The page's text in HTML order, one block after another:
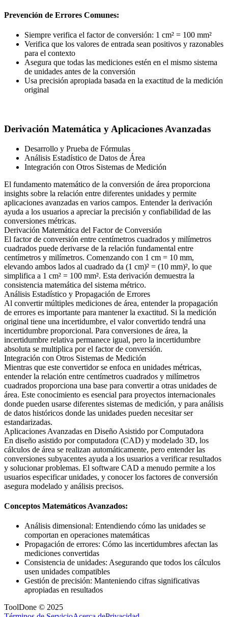
Prevención de Errores Comunes:
Siempre verifica el factor de conversión: 1 cm² = 100 mm²
Verifica que los valores de entrada sean positivos y razonables
para el contexto
Asegura que todas las mediciones estén en el mismo sistema
de unidades antes de la conversión
Usa precisión apropiada basada en la exactitud de la medición
original
Derivación Matemática y Aplicaciones Avanzadas
Desarrollo y Prueba de Fórmulas
Análisis Estadístico de Datos de Área
Integración con Otros Sistemas de Medición
El fundamento matemático de la conversión de área proporciona
insights sobre la relación entre diferentes unidades y permite
aplicaciones avanzadas en varios campos. Entender la derivación
ayuda a los usuarios a apreciar la precisión y confiabilidad de las
conversiones métricas.
Derivación Matemática del Factor de Conversión
El factor de conversión entre centímetros cuadrados y milímetros
cuadrados puede derivarse de la relación fundamental entre
centímetros y milímetros. Comenzando con 1 cm = 10 mm,
elevando ambos lados al cuadrado da (1 cm)² = (10 mm)², lo que
simplifica a 1 cm² = 100 mm². Esta derivación demuestra la
consistencia matemática del sistema métrico.
Análisis Estadístico y Propagación de Errores
Al convertir múltiples mediciones de área, entender la propagación
de errores es importante para mantener la exactitud. Si la medición
original tiene una incertidumbre, el valor convertido tendrá una
incertidumbre proporcional. Para conversiones de área, la
incertidumbre relativa permanece igual, pero la incertidumbre
absoluta se multiplica por el factor de conversión.
Integración con Otros Sistemas de Medición
Mientras que este convertidor se enfoca en unidades métricas,
entender la relación entre centímetros cuadrados y milímetros
cuadrados proporciona una base para convertir a otras unidades de
área. Este conocimiento es esencial para proyectos internacionales
donde pueden usarse diferentes sistemas de medición, y para análisis
de datos históricos donde las unidades pueden necesitar ser
estandarizadas.
Aplicaciones Avanzadas en Diseño Asistido por Computadora
En diseño asistido por computadora (CAD) y modelado 3D, los
cálculos de área se realizan automáticamente, pero entender las
conversiones subyacentes ayuda a los usuarios a verificar resultados
y solucionar problemas. El software CAD a menudo permite a los
usuarios especificar unidades, y conocer los factores de conversión
asegura modelado y análisis precisos.
Conceptos Matemáticos Avanzados:
Análisis dimensional: Entendiendo cómo las unidades se
comportan en operaciones matemáticas
Propagación de errores: Cómo las incertidumbres afectan las
mediciones convertidas
Consistencia de unidades: Asegurando que todos los cálculos
usen unidades compatibles
Gestión de precisión: Manteniendo cifras significativas
apropiadas en resultados
ToolDone © 2025